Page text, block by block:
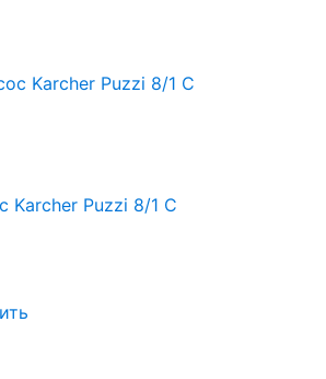
Puzzi 8/1 C